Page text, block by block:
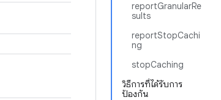
reportGranularRe
sults
reportStopCachi
ng
stopCaching
วิธีการที่ได้รับการ
ป้องกัน